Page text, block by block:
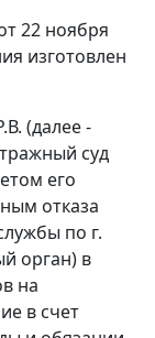
22 ноября
изготовлен
(далее -
суд
его
отказа
по г.
орган) в
на
в счет